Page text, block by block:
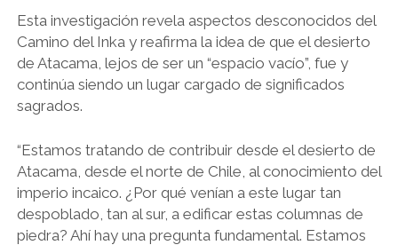
Esta investigación revela aspectos desconocidos del
Camino del Inka y reafirma la idea de que el desierto
de Atacama, lejos de ser un “espacio vacío”, fue y
continúa siendo un lugar cargado de significados
sagrados.
“Estamos tratando de contribuir desde el desierto de
Atacama, desde el norte de Chile, al conocimiento del
imperio incaico. ¿Por qué venían a este lugar tan
despoblado, tan al sur, a edificar estas columnas de
piedra? Ahí hay una pregunta fundamental. Estamos